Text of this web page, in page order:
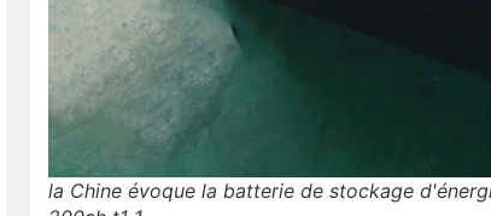
la Chine évoque la batterie de stockage